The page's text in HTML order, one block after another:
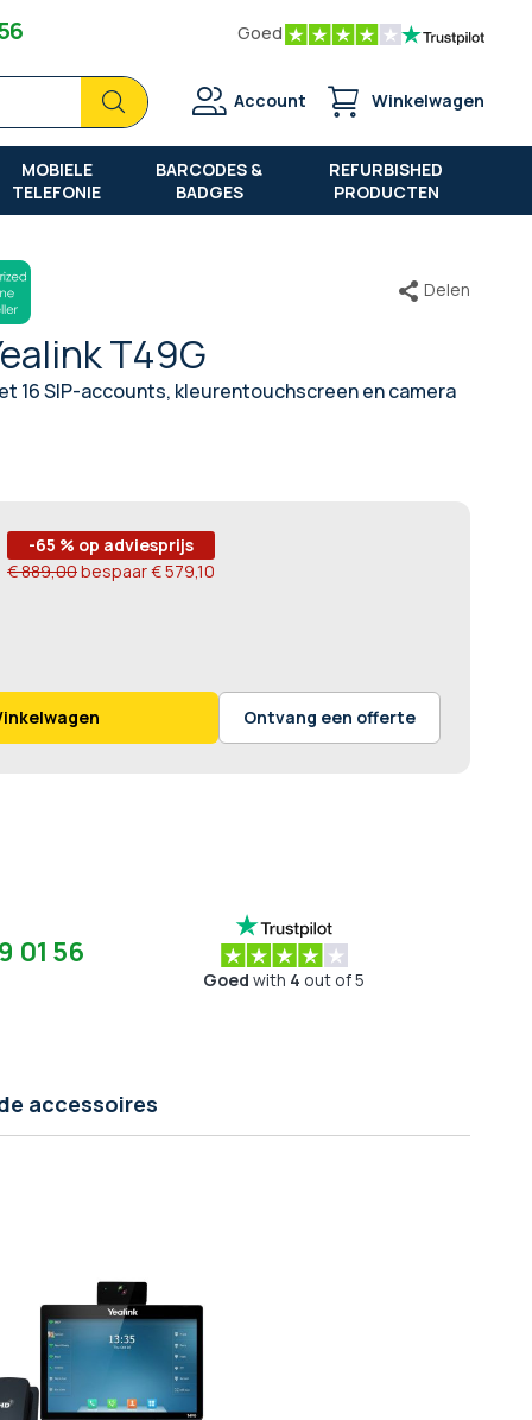
Goed
Zoek
Zoek
Account Winkelwagen
MOBIELE
TELEFONIE
BARCODES &
BADGES
REFURBISHED
PRODUCTEN
T49G
16 SIP-accounts, kleurentouchscreen en camera
Delen
-65 % op adviesprijs
€ 889,00bespaar€ 579,10
Ontvang een offerte
01 56
Goed with 4 out of 5
accessoires